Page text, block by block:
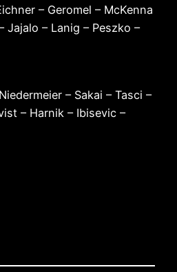
– Geromel – McKenna
Jajalo – Lanig – Peszko –
– Sakai – Tasci –
– Harnik – Ibisevic –